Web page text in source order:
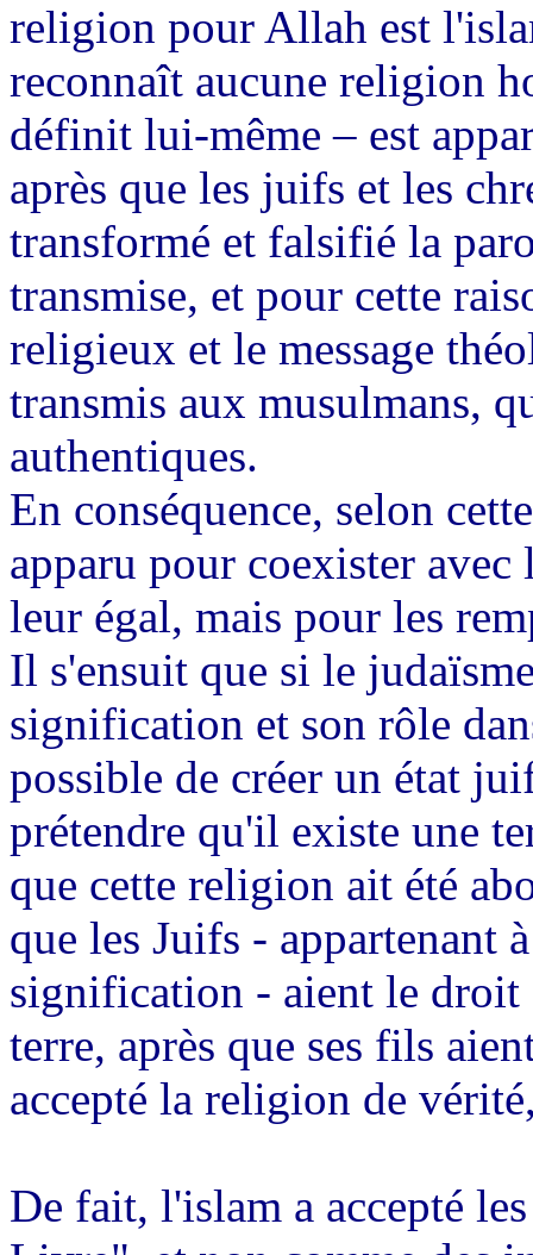
religion pour Allah est
reconnaît aucune religion
définit lui-même – est
après que les juifs et les
transformé et falsifié la
transmise, et pour cette
religieux et le message
transmis aux musulmans,
authentiques.
En conséquence, selon
apparu pour coexister
leur égal, mais pour les
Il s'ensuit que si le
signification et son rôle
possible de créer un état
prétendre qu'il existe une
que cette religion ait été
que les Juifs - appartenant
signification - aient le droit
terre, après que ses fils
accepté la religion de
De fait, l'islam a accepté